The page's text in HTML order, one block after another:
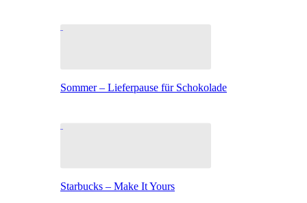
Sommer – Lieferpause für Schokolade
Starbucks – Make It Yours